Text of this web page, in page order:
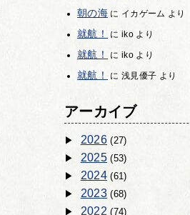
朝の海に イカゲーム より
就航！ に ikoより
就航！ に ikoより
就航！ に 浅見優子 より
アーカイブ
2026(27)
2025(53)
2024(61)
2023(68)
2022(74)